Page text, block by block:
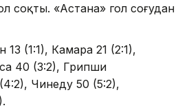
соқты. «Астана» гол соғудан
(1:1), Камара 21 (2:1),
40 (3:2), Грипши
Чинеду 50 (5:2),